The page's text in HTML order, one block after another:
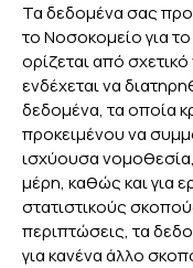
Τα δεδομένα σας
το Νοσοκομείο για
ορίζεται από
ενδέχεται να
δεδομένα, τα οποία
προκειμένου να
ισχύουσα
μέρη, καθώς και για
στατιστικούς
περιπτώσεις, τα
για κανένα άλλο